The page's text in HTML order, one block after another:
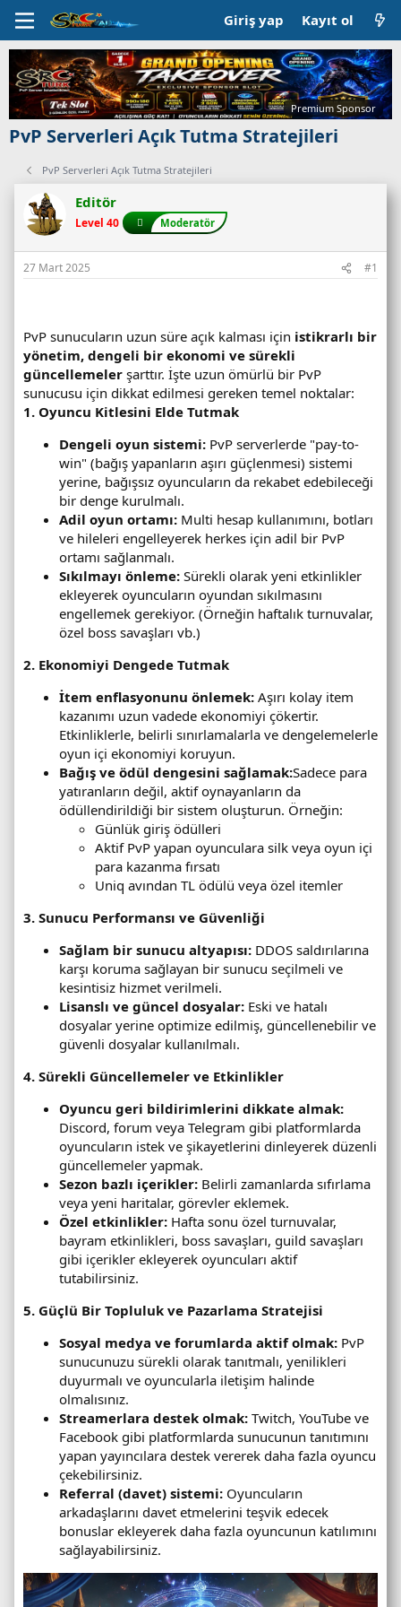
Giriş yap Kayıt ol
Premium Sponsor
PvP Serverleri Açık Tutma Stratejileri
PvP Serverleri Açık Tutma Stratejileri
Editör
Level 40 Moderatör
27 Mart 2025 #1
PvP sunucuların uzun süre açık kalması için istikrarlı bir
yönetim, dengeli bir ekonomi ve sürekli
güncellemeler şarttır. İşte uzun ömürlü bir PvP
sunucusu için dikkat edilmesi gereken temel noktalar:
1. Oyuncu Kitlesini Elde Tutmak
Dengeli oyun sistemi: PvP serverlerde "pay-to-
win" (bağış yapanların aşırı güçlenmesi) sistemi
yerine, bağışsız oyuncuların da rekabet edebileceği
bir denge kurulmalı.
Adil oyun ortamı: Multi hesap kullanımını, botları
ve hileleri engelleyerek herkes için adil bir PvP
ortamı sağlanmalı.
Sıkılmayı önleme: Sürekli olarak yeni etkinlikler
ekleyerek oyuncuların oyundan sıkılmasını
engellemek gerekiyor. (Örneğin haftalık turnuvalar,
özel boss savaşları vb.)
2. Ekonomiyi Dengede Tutmak
İtem enflasyonunu önlemek: Aşırı kolay item
kazanımı uzun vadede ekonomiyi çökertir.
Etkinliklerle, belirli sınırlamalarla ve dengelemelerle
oyun içi ekonomiyi koruyun.
Bağış ve ödül dengesini sağlamak:Sadece para
yatıranların değil, aktif oynayanların da
ödüllendirildiği bir sistem oluşturun. Örneğin:
Günlük giriş ödülleri
Aktif PvP yapan oyunculara silk veya oyun içi
para kazanma fırsatı
Uniq avından TL ödülü veya özel itemler
3. Sunucu Performansı ve Güvenliği
Sağlam bir sunucu altyapısı: DDOS saldırılarına
karşı koruma sağlayan bir sunucu seçilmeli ve
kesintisiz hizmet verilmeli.
Lisanslı ve güncel dosyalar: Eski ve hatalı
dosyalar yerine optimize edilmiş, güncellenebilir ve
güvenli dosyalar kullanılmalı.
4. Sürekli Güncellemeler ve Etkinlikler
Oyuncu geri bildirimlerini dikkate almak:
Discord, forum veya Telegram gibi platformlarda
oyuncuların istek ve şikayetlerini dinleyerek düzenli
güncellemeler yapmak.
Sezon bazlı içerikler: Belirli zamanlarda sıfırlama
veya yeni haritalar, görevler eklemek.
Özel etkinlikler: Hafta sonu özel turnuvalar,
bayram etkinlikleri, boss savaşları, guild savaşları
gibi içerikler ekleyerek oyuncuları aktif
tutabilirsiniz.
5. Güçlü Bir Topluluk ve Pazarlama Stratejisi
Sosyal medya ve forumlarda aktif olmak: PvP
sunucunuzu sürekli olarak tanıtmalı, yenilikleri
duyurmalı ve oyuncularla iletişim halinde
olmalısınız.
Streamerlara destek olmak: Twitch, YouTube ve
Facebook gibi platformlarda sunucunun tanıtımını
yapan yayıncılara destek vererek daha fazla oyuncu
çekebilirsiniz.
Referral (davet) sistemi: Oyuncuların
arkadaşlarını davet etmelerini teşvik edecek
bonuslar ekleyerek daha fazla oyuncunun katılımını
sağlayabilirsiniz.